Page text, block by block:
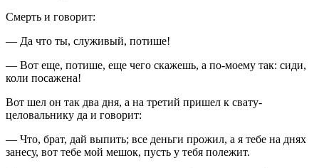
Смерть и говорит:
— Да что ты, служивый, потише!
— Вот еще, потише, еще чего скажешь, а по-моему так: сиди,
коли посажена!
Вот шел он так два дня, а на третий пришел к свату-
целовальнику да и говорит:
— Что, брат, дай выпить; все деньги прожил, а я тебе на днях
занесу, вот тебе мой мешок, пусть у тебя полежит.